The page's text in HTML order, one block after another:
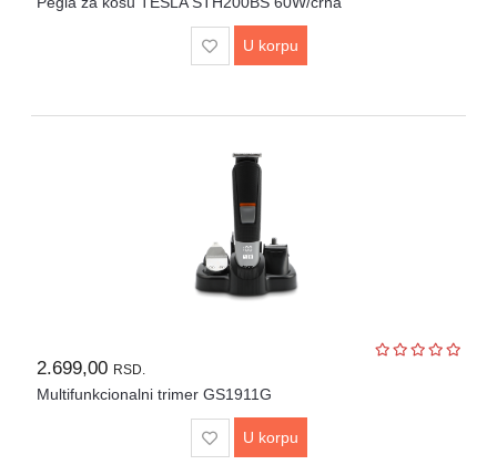
U korpu
2.699,00 RSD.
Multifunkcionalni trimer GS1911G
U korpu